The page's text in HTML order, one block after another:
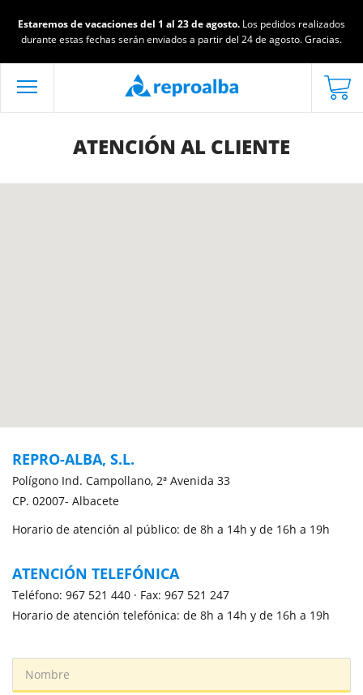
Estaremos de vacaciones del 1 al 23 de agosto. Los pedidos realizados
durante estas fechas serán enviados a partir del 24 de agosto. Gracias.
ATENCIÓN AL CLIENTE
REPRO-ALBA, S.L.
Polígono Ind. Campollano, 2ª Avenida 33
CP. 02007- Albacete
Horario de atención al público: de 8h a 14h y de 16h a 19h
ATENCIÓN TELEFÓNICA
Teléfono: 967 521 440 · Fax: 967 521 247
Horario de atención telefónica: de 8h a 14h y de 16h a 19h